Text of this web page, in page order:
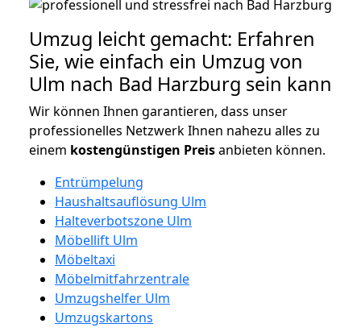
Umzug leicht gemacht: Erfahren
Sie, wie einfach ein Umzug von
Ulm nach Bad Harzburg sein kann
Wir können Ihnen garantieren, dass unser
professionelles Netzwerk Ihnen nahezu alles zu
einem kostengünstigen Preisanbieten können.
Entrümpelung
Haushaltsauflösung Ulm
Halteverbotszone Ulm
Möbellift Ulm
Möbeltaxi
Möbelmitfahrzentrale
Umzugshelfer Ulm
Umzugskartons